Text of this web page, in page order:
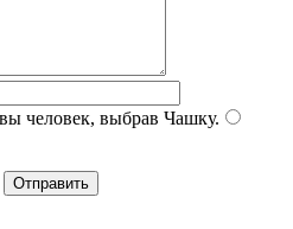
человек, выбрав Чашку.